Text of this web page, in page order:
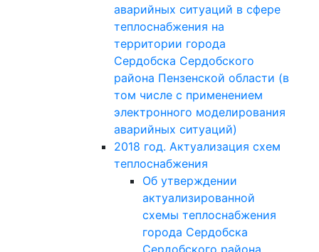
аварийных ситуаций в сфере
теплоснабжения на
территории города
Сердобска Сердобского
района Пензенской области (в
том числе с применением
электронного моделирования
аварийных ситуаций)
2018 год. Актуализация схем
теплоснабжения
Об утверждении
актуализированной
схемы теплоснабжения
города Сердобска
Сердобского района